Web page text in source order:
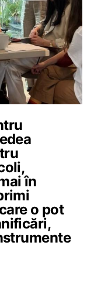
în
o pot